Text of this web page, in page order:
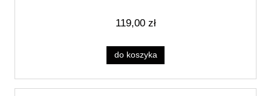
119,00 zł
do koszyka